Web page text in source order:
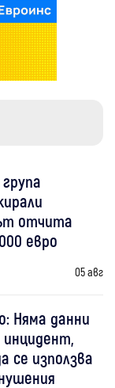
отчита
евро
05 авг
Няма данни
се използва